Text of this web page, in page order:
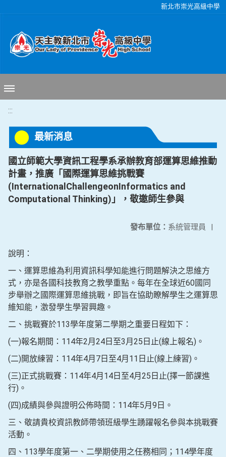
新北市崇光高級中學
:::
最新消息
國立師範大學資訊工程學系承辦教育部運算思維推動
計畫，推廣「國際運算思維挑戰賽
(InternationalChallengeonInformatics and
Computational Thinking)」，敬邀師生參與
發布單位： 系統管理員 |
說明：
一、運算思維為利用資訊科學知能進行問題解決之思維方
式，亦是各國科技教育之教學重點。每年在全球近60國同
步舉辦之國際運算思維挑戰，即旨在協助瞭解學生之運算思
維知能，激發學生學習興趣。
二、挑戰賽於113學年度第二學期之重要日程如下：
(一)報名期間：114年2月24日至3月25日止(線上報名)。
(二)開放練習：114年4月7日至4月11日止(線上練習)。
(三)正式挑戰賽：114年4月14日至4月25日止(擇一節課進
行)。
(四)成績與參與證明公佈時間：114年5月9日。
三、敬請貴校資訊教師帶領班級學生踴躍報名參與本挑戰賽
活動。
四、113學年度第一、二學期使用之任務相同；114學年度